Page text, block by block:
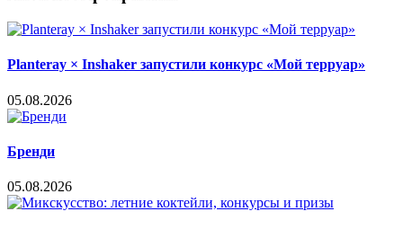
Planteray × Inshaker запустили конкурс «Мой терруар»
05.08.2026
Бренди
05.08.2026